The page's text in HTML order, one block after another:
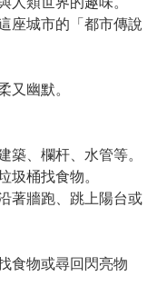
座城市的「都市傳說
又幽默。
築、欄杆、水管等。
圾桶找食物。
著牆跑、跳上陽台或
食物或尋回閃亮物